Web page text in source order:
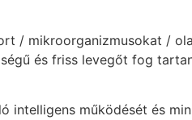
/ mikroorganizmusokat /
és friss levegőt fog
intelligens működését és